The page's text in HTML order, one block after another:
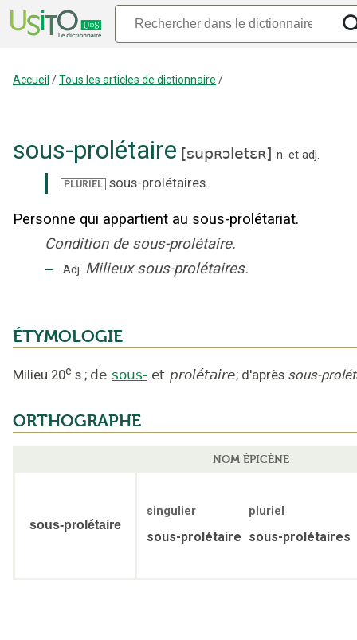
Accueil /Tous les articles de dictionnaire /
sous-prolétaire [supʀɔletɛʀ] n. et adj.
PLURIEL sous-prolétaires.
Personne qui appartient au sous-prolétariat.
Condition de sous-prolétaire.
‒ Adj. Milieux sous-prolétaires.
ÉTYMOLOGIE
Milieu 20e s.; de sous- et prolétaire; d'après sous-
ORTHOGRAPHE
NOM ÉPICÈNE
sous-prolétaire
singulier pluriel
sous-prolétaire sous-prolétaires